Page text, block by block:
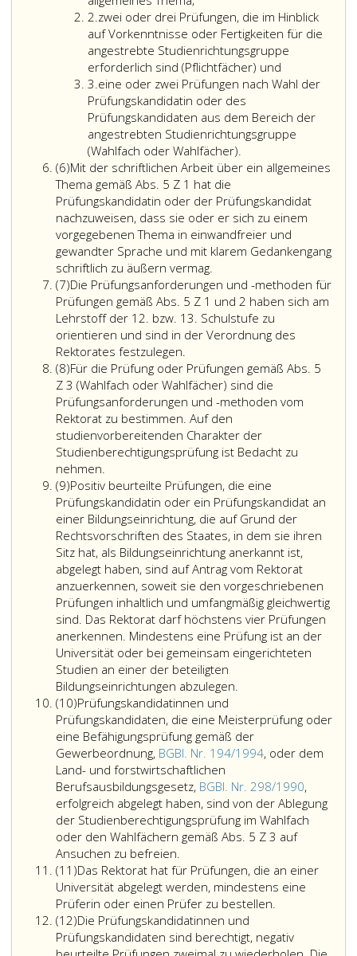
2.Ziffer
2
zwei oder drei Prüfungen, die im Hinblick
auf Vorkenntnisse oder Fertigkeiten für die
angestrebte Studienrichtungsgruppe
erforderlich sind (Pflichtfächer) und
3.Ziffer
3
eine oder zwei Prüfungen nach Wahl der
Prüfungskandidatin oder des
Prüfungskandidaten aus dem Bereich der
angestrebten Studienrichtungsgruppe
(Wahlfach oder Wahlfächer).
(6)Absatz
6
Mit der schriftlichen Arbeit über ein allgemeines
Thema gemäß Abs. 5 Z 1 hat die
Prüfungskandidatin oder der Prüfungskandidat
nachzuweisen, dass sie oder er sich zu einem
vorgegebenen Thema in einwandfreier und
gewandter Sprache und mit klarem Gedankengang
schriftlich zu äußern vermag.
der
schriftlichen
Arbeit
über
allgemeines
Thema
gemäß
Absatz
5,
Ziffer
hat
die
Prüfungskandidatin
oder
der
Prüfungskandidat
nachzuweisen,
dass
sie
oder
er
sich
zu
einem
vorgegebenen
Thema
in
einwandfreier
und
gewandter
Sprache
und
klarem
Gedankengang
schriftlich
zu
äußern
vermag.
(7)Absatz
7
Die Prüfungsanforderungen und -methoden für
Prüfungen gemäß Abs. 5 Z 1 und 2 haben sich am
Lehrstoff der 12. bzw. 13. Schulstufe zu
orientieren und sind in der Verordnung des
Rektorates festzulegen.
Prüfungsanforderungen
und
-
methoden
für
Prüfungen
Absatz
5,
Ziffer
eins
und
2
haben
sich
am
Lehrstoff
der
12.
bzw.
13.
Schulstufe
zu
orientieren
und
sind
in
der
Verordnung
Rektorates
festzulegen.
(8)Absatz
8
Für die Prüfung oder Prüfungen gemäß Abs. 5
Z 3 (Wahlfach oder Wahlfächer) sind die
Prüfungsanforderungen und -methoden vom
Rektorat zu bestimmen. Auf den
studienvorbereitenden Charakter der
Studienberechtigungsprüfung ist Bedacht zu
nehmen.
die
Prüfung
oder
Prüfungen
gemäß
Absatz
5,
Ziffer
3,
(Wahlfach
oder
Wahlfächer)
sind
die
Prüfungsanforderungen
und
-
methoden
vom
Rektorat
zu
bestimmen.
Auf
den
studienvorbereitenden
Charakter
der
Studienberechtigungsprüfung
ist
(9)Absatz
9
Positiv beurteilte Prüfungen, die eine
Prüfungskandidatin oder ein Prüfungskandidat an
einer Bildungseinrichtung, die auf Grund der
Rechtsvorschriften des Staates, in dem sie ihren
Sitz hat, als Bildungseinrichtung anerkannt ist,
abgelegt haben, sind auf Antrag vom Rektorat
anzuerkennen, soweit sie den vorgeschriebenen
Prüfungen inhaltlich und umfangmäßig gleichwertig
sind. Das Rektorat darf höchstens vier Prüfungen
anerkennen. Mindestens eine Prüfung ist an der
Universität oder bei gemeinsam eingerichteten
Studien an einer der beteiligten
Bildungseinrichtungen abzulegen.
(10)Absatz
10
Prüfungskandidatinnen und
Prüfungskandidaten, die eine Meisterprüfung oder
eine Befähigungsprüfung gemäß der
Gewerbeordnung, BGBl. Nr. 194/1994, oder dem
Land- und forstwirtschaftlichen
Berufsausbildungsgesetz, BGBl. Nr. 298/1990,
erfolgreich abgelegt haben, sind von der Ablegung
der Studienberechtigungsprüfung im Wahlfach
oder den Wahlfächern gemäß Abs. 5 Z 3 auf
Ansuchen zu befreien.
und
Prüfungskandidaten,
die
eine
Meisterprüfung
oder
(11)Absatz
11
Das Rektorat hat für Prüfungen, die an einer
Universität abgelegt werden, mindestens eine
Prüferin oder einen Prüfer zu bestellen.
(12)Absatz
12
Die Prüfungskandidatinnen und
Prüfungskandidaten sind berechtigt, negativ